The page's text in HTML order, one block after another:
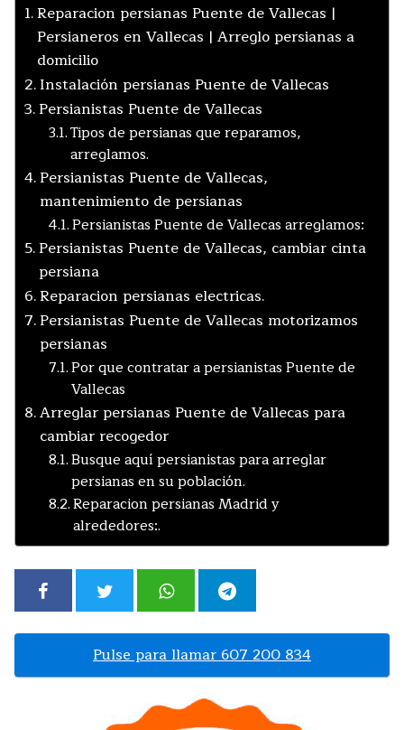
Reparacion persianas Puente de Vallecas |
Persianeros en Vallecas | Arreglo persianas a
domicilio
Instalación persianas Puente de Vallecas
Persianistas Puente de Vallecas
Tipos de persianas que reparamos,
arreglamos.
Persianistas Puente de Vallecas,
mantenimiento de persianas
Persianistas Puente de Vallecas arreglamos:
Persianistas Puente de Vallecas, cambiar cinta
persiana
Reparacion persianas electricas.
Persianistas Puente de Vallecas motorizamos
persianas
Por que contratar a persianistas Puente de
Vallecas
Arreglar persianas Puente de Vallecas para
cambiar recogedor
Busque aquí persianistas para arreglar
persianas en su población.
Reparacion persianas Madrid y
alrededores:.
Pulse para llamar 607 200 834